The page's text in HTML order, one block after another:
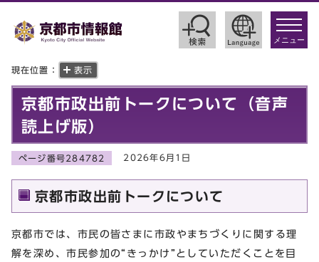
toggle
メニュー
現在位置： 表示
京都市政出前トークについて（音声
読上げ版）
ページ番号284782 2026年6月1日
京都市政出前トークについて
京都市では、市民の皆さまに市政やまちづくりに関する理
解を深め、市民参加の“きっかけ”としていただくことを目